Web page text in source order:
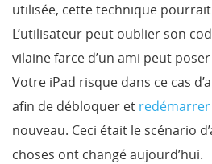
utilisée, cette technique
L’utilisateur peut oublier son
vilaine farce d’un ami peut
Votre iPad risque dans ce cas
afin de débloquer et redémarrer
nouveau. Ceci était le scénario
choses ont changé aujourd’hui.